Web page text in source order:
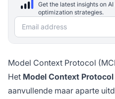
Get the latest insights on
optimization strategies.
Email address
Model Context Protocol
Het Model Context Protocol
aanvullende maar aparte